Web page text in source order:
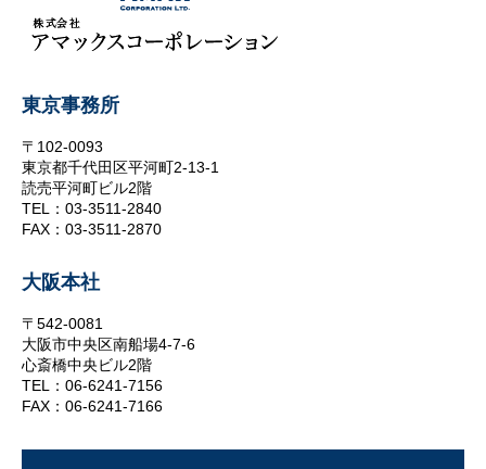
東京事務所
〒102-0093
東京都千代田区平河町2-13-1
読売平河町ビル2階
TEL：03-3511-2840
FAX：03-3511-2870
大阪本社
〒542-0081
大阪市中央区南船場4-7-6
心斎橋中央ビル2階
TEL：06-6241-7156
FAX：06-6241-7166